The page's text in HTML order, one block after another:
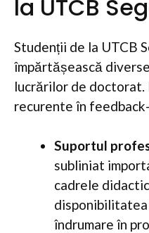
la UTCB
Studenții de la UTCB
împărtășească
lucrărilor de
recurente în
Suportul
subliniat
cadrele
îndrumare în